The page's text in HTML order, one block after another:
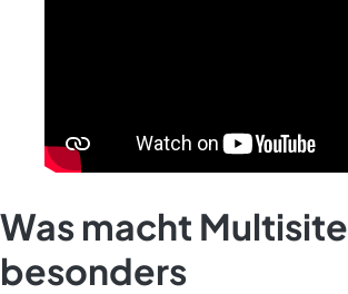
Was macht Multisite
besonders